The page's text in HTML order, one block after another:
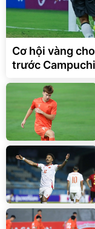
Cơ hội vàng
trước